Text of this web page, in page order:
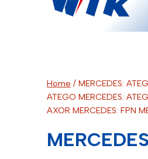
Home / MERCEDES:
ATEGO MERCEDES:
AXOR MERCEDES: FPN